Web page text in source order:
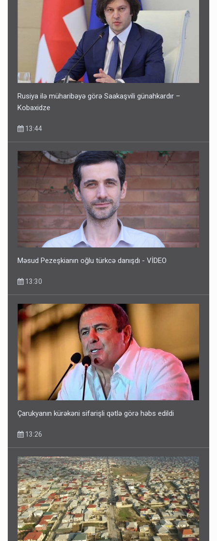
Rusiya ilə müharibəyə görə Saakaşvili günahkardır –
Kobaxidze
13:44
Məsud Pezeşkianın oğlu türkcə danışdı - VİDEO
13:30
Çarukyanın kürəkəni sifarişli qətlə görə həbs edildi
13:26